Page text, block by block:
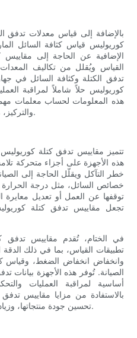
بالإضافة إلى قياس معدلات تدفق
كوريوليس قياس كثافة السائل
الإضافية عن الحاجة إلى
القياس ويُقلل من تكاليف
تدفق الكتلة وكثافة السائل في
كوريوليس حلاً شاملاً لمراقبة
هذه المعلومات لحساب معلمات
والتركيز، مما يُعزز كفاءة العملية بشكل أكبر.
تتميز مقاييس تدفق كتلة كوريوليس
هذه الأجهزة على أجزاء متحركة
خطر التآكل ويقلّل الحاجة إلى
خصائص السائل، مثل درجة
توقفها عن العمل أو تعديل معايرة
تجعل مقاييس تدفق كتلة
في الختام، تُقدم مقاييس تدفق
تطبيقات القياس، بما في ذلك الدقة
وانخفاض انخفاض الضغط، وقياس
الصيانة. تُوفر هذه الأجهزة بيانات
أساسية لمراقبة العمليات
بالاستفادة من مزايا مقاييس
تحسين جودة منتجاتها، وزيادة كفاءتها، وخفض تكاليف التشغيل.